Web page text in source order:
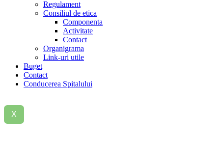
Regulament
Consiliul de etica
Componenta
Activitate
Contact
Organigrama
Link-uri utile
Buget
Contact
Conducerea Spitalului
X